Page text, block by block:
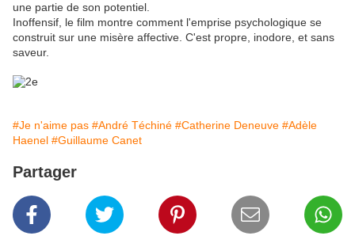
une partie de son potentiel.
Inoffensif, le film montre comment l'emprise psychologique se
construit sur une misère affective. C'est propre, inodore, et sans
saveur.
#Je n'aime pas #André Téchiné #Catherine Deneuve #Adèle
Haenel #Guillaume Canet
Partager